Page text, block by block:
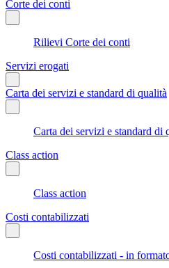
Corte dei conti
Rilievi Corte dei conti
Servizi erogati
Carta dei servizi e standard di qualità
Carta dei servizi e standard di
Class action
Class action
Costi contabilizzati
Costi contabilizzati - in